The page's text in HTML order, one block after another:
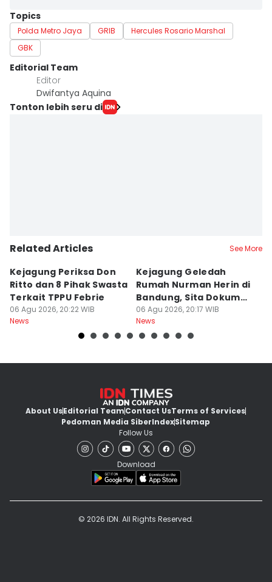
Topics
Polda Metro Jaya GRIB
Hercules Rosario Marshal
GBK
Editorial Team
Editor
Dwifantya Aquina
Tonton lebih seru di
Related Articles See More
Kejagung Periksa Don
Ritto dan 8 Pihak Swasta
Terkait TPPU Febrie
06 Agu 2026, 20:22 WIB
News
Kejagung Geledah
Rumah Nurman Herin di
Bandung, Sita Dokumen
TPPU Febrie
06 Agu 2026, 20:17 WIB
News
About UsEditorial TeamContact UsTerms of Services
Pedoman Media SiberIndexSitemap
Follow Us
Download
© 2026 IDN. All Rights Reserved.